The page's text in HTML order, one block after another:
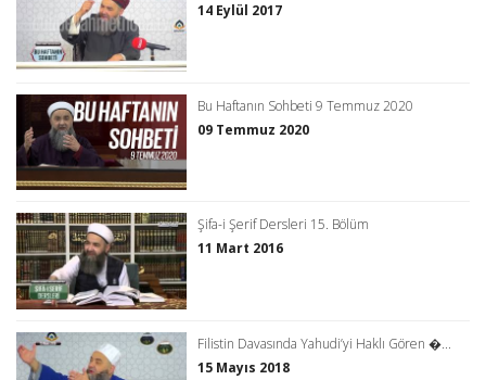
14 Eylül 2017
Bu Haftanın Sohbeti 9 Temmuz 2020
09 Temmuz 2020
Şifa-i Şerif Dersleri 15. Bölüm
11 Mart 2016
Filistin Davasında Yahudi’yi Haklı Gören �...
15 Mayıs 2018